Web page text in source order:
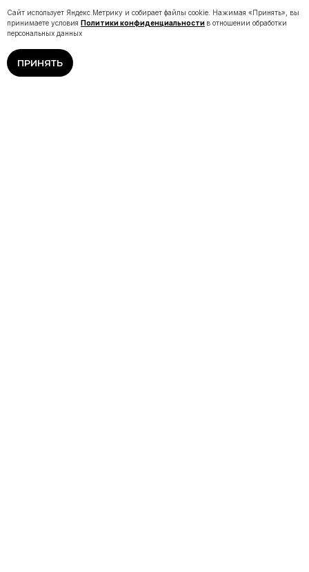
Сайт использует Яндекс.Метрику и собирает файлы cookie. Нажимая «Принять», вы
принимаете условия Политики конфиденциальности в отношении обработки
персональных данных
ПРИНЯТЬ